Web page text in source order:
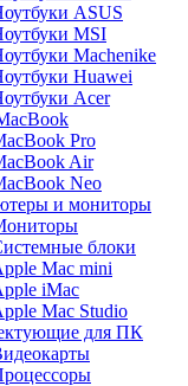
ASUS
MSI
Machenike
Huawei
Acer
Pro
Air
Neo
и мониторы
блоки
Mac mini
iMac
Mac Studio
для ПК